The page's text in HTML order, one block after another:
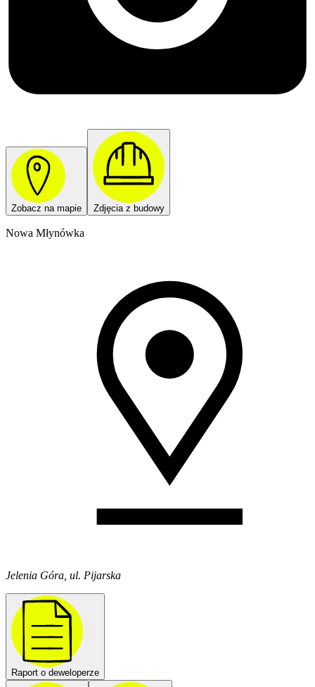
Zobacz na mapie Zdjęcia z budowy
Nowa Młynówka
Jelenia Góra, ul. Pijarska
Raport o deweloperze